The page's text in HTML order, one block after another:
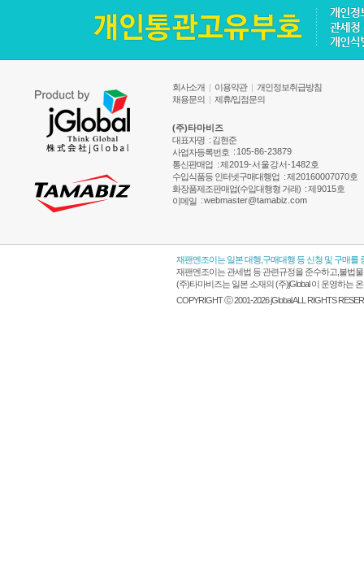
회사소개 | 이용약관 | 개인정보취급방침
채용문의 | 제휴/입점문의
(주)타마비즈
대표자명 : 김현준
사업자등록번호 : 105-86-23879
통신판매업 :제2019-서울강서-1482호
수입식품등 인터넷구매대행업 :제20160007070호
화장품제조판매업(수입대행형 거래) :제9015호
이메일 :webmaster@tamabiz.com
재팬엔조이는 일본 대행,구매대행 등 신청 및 구매
재팬엔조이는 관세법 등 관련규정을 준수하고,불법
(주)타마비즈는 일본 소재의 (주)jGlobal 이 운영하는
COPYRIGHT ⓒ 2001-2026 jGlobal ALL RIGHTS